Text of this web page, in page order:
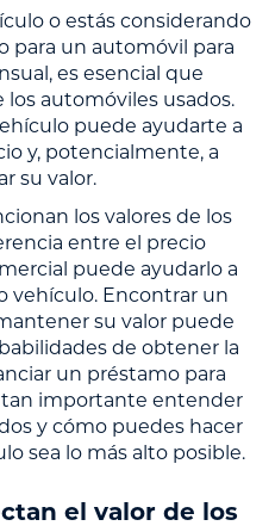
o estás considerando
para un automóvil para
es esencial que
automóviles usados.
puede ayudarte a
y, potencialmente, a
su valor.
los valores de los
entre el precio
puede ayudarlo a
vehículo. Encontrar un
su valor puede
de obtener la
un préstamo para
tan importante entender
y cómo puedes hacer
sea lo más alto posible.
el valor de los